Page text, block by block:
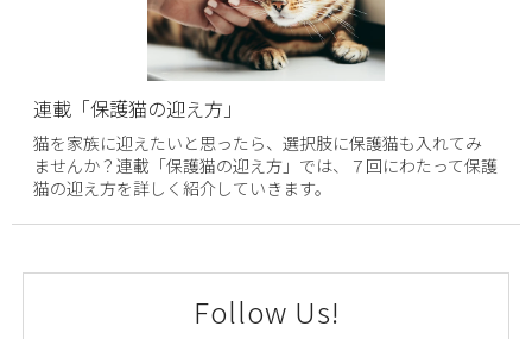
連載「保護猫の迎え方」
猫を家族に迎えたいと思ったら、選択肢に保護猫も入れてみ
ませんか？連載「保護猫の迎え方」では、７回にわたって保護
猫の迎え方を詳しく紹介していきます。
Follow Us!